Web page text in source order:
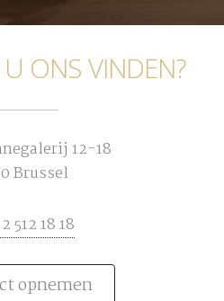
ONS VINDEN?
12-18
Brussel
512 18 18
opnemen